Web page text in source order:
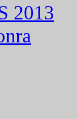
2013